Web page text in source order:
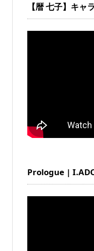
【暦 七子】キャ
Prologue |